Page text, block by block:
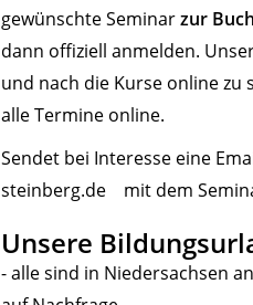
gewünschte Seminarzur
dann offiziell anmelden.
und nach die Kurse online zu
alle Termine online.
Sendet bei Interesse eine
steinberg.de mit dem
Unsere
- alle sind in Niedersachsen